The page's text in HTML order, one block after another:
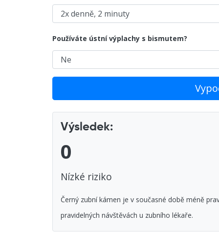
Používáte ústní výplachy s bismutem?
Výsledek:
0
Nízké riziko
Černý zubní kámen je v současné době méně
pravidelných návštěvách u zubního lékaře.